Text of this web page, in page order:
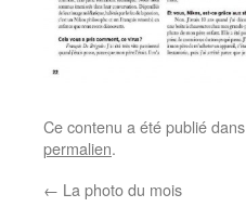
Ce contenu a été publié dans
permalien.
← La photo du mois